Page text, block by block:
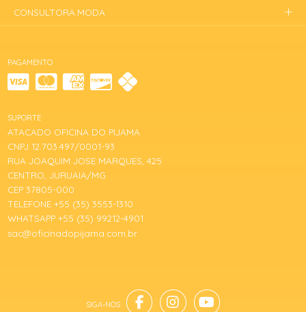
PAGAMENTO
SUPORTE
ATACADO OFICINA DO PIJAMA
CNPJ 12.703.497/0001-93
RUA JOAQUIM JOSE MARQUES, 425
CENTRO, JURUAIA/MG
CEP 37805-000
TELEFONE +55 (35) 3553-1310
WHATSAPP +55 (35) 99212-4901
sac@oficinadopijama.com.br
CONSULTORA.MODA